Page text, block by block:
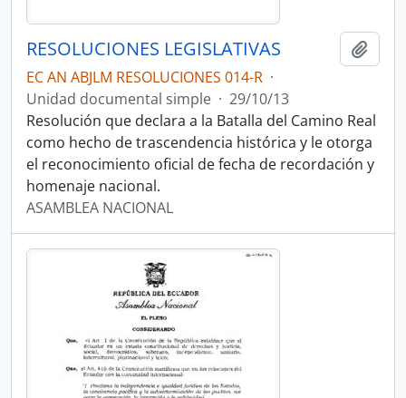
RESOLUCIONES LEGISLATIVAS
EC AN ABJLM RESOLUCIONES 014-R ·
Unidad documental simple · 29/10/13
Resolución que declara a la Batalla del Camino Real
como hecho de trascendencia histórica y le otorga
el reconocimiento oficial de fecha de recordación y
homenaje nacional.
ASAMBLEA NACIONAL